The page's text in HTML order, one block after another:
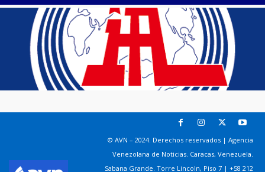
© AVN – 2024. Derechos reservados | Agencia
Venezolana de Noticias. Caracas, Venezuela.
Sabana Grande. Torre Lincoln, Piso 7 | +58 212